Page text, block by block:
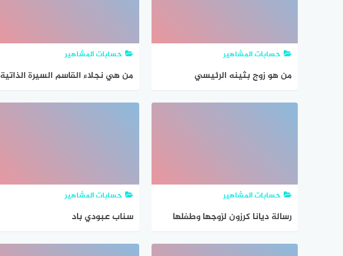
حسابات المشاهير
من هو زوج بثينه الرئيسي
حسابات المشاهير
من هي نجلاء القاسم السيرة الذاتية
حسابات المشاهير
رسالة ديانا كرزون لزوجها وطفلها
حسابات المشاهير
سناب عبودي باد